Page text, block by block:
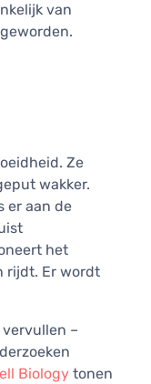
van
Ze
wakker.
er aan de
het
rijdt. Er wordt
–
Biology tonen